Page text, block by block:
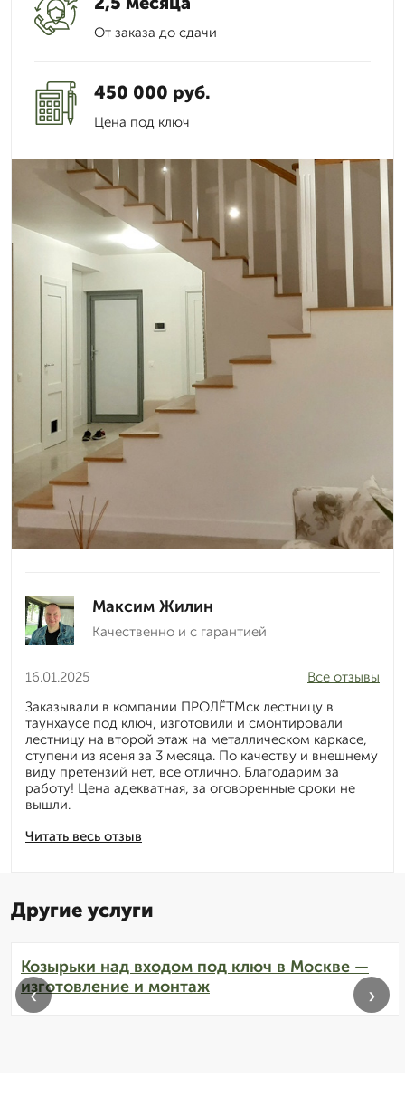
От заказа до сдачи
450 000 руб.
Цена под ключ
Максим Жилин
Качественно и с гарантией
16.01.2025
Читать весь отзыв
Все отзывы
Заказывали в компании ПРОЛЁТМск лестницу в
таунхаусе под ключ, изготовили и смонтировали
лестницу на второй этаж на металлическом каркасе,
ступени из ясеня за 3 месяца. По качеству и внешнему
виду претензий нет, все отлично. Благодарим за
работу! Цена адекватная, за оговоренные сроки не
вышли.
Другие услуги
Козырьки над входом под ключ в Москве —
изготовление и монтаж
‹ ›